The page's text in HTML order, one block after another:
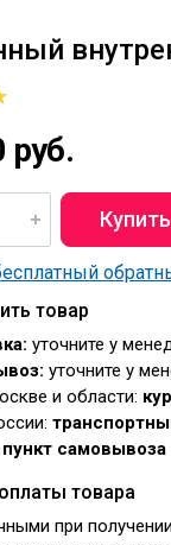
руб.
товар
уточните у
уточните у
и области:
пункт самовывоза
товара
при получении